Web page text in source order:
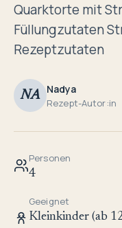
Quarktorte mit
Füllungzutaten
Rezeptzutaten
NA Nadya
Rezept-Autor:in
Personen
4
Geeignet
Kleinkinder (ab